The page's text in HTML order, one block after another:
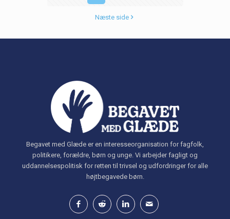
Næste side
Begavet med Glæde er en interesseorganisation for fagfolk,
politikere, forældre, børn og unge. Vi arbejder fagligt og
uddannelsespolitisk for retten til trivsel og udfordringer for alle
højtbegavede børn.